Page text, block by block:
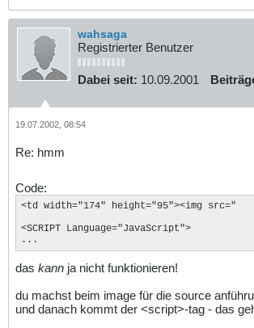
wahsaga
Registrierter Benutzer
Dabei seit: 10.09.2001
19.07.2002, 08:54
Re: hmm
Code:
<td width="174" height="95"><img src="
<SCRIPT Language="JavaScript">
...
das kann ja nicht funktionieren!
du machst beim image für die source
und danach kommt der <script>-tag - das